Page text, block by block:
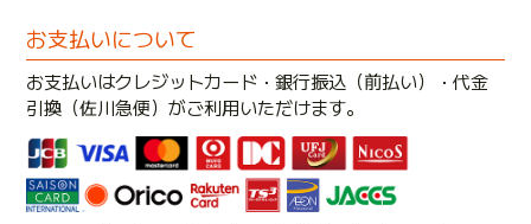
お支払いについて
お支払いはクレジットカード・銀行振込（前払い）・代金
引換（佐川急便）がご利用いただけます。